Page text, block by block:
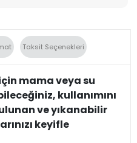
Taksit Seçenekleri
mama veya su
kullanımını
ve yıkanabilir
keyifle